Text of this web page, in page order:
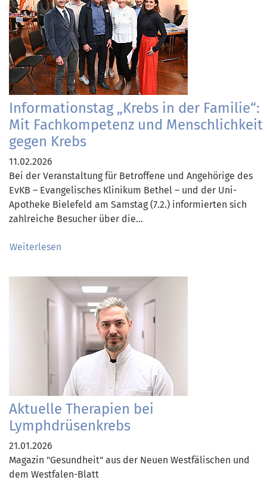
Informationstag „Krebs in der Familie“:
Mit Fachkompetenz und Menschlichkeit
gegen Krebs
11.02.2026
Bei der Veranstaltung für Betroffene und Angehörige des
EvKB – Evangelisches Klinikum Bethel – und der Uni-
Apotheke Bielefeld am Samstag (7.2.) informierten sich
zahlreiche Besucher über die…
Weiterlesen
Aktuelle Therapien bei
Lymphdrüsenkrebs
21.01.2026
Magazin "Gesundheit" aus der Neuen Westfälischen und
dem Westfalen-Blatt